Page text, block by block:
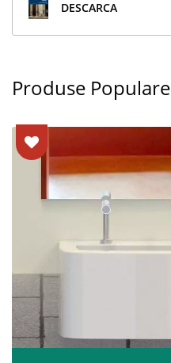
DESCARCA
Produse Populare